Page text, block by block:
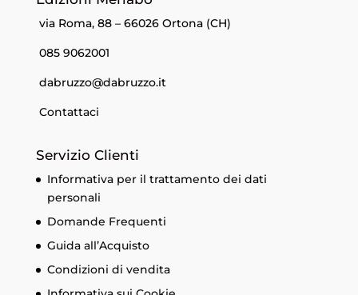
via Roma, 88 – 66026 Ortona (CH)
085 9062001
dabruzzo@dabruzzo.it
Contattaci
Servizio Clienti
Informativa per il trattamento dei dati
personali
Domande Frequenti
Guida all’Acquisto
Condizioni di vendita